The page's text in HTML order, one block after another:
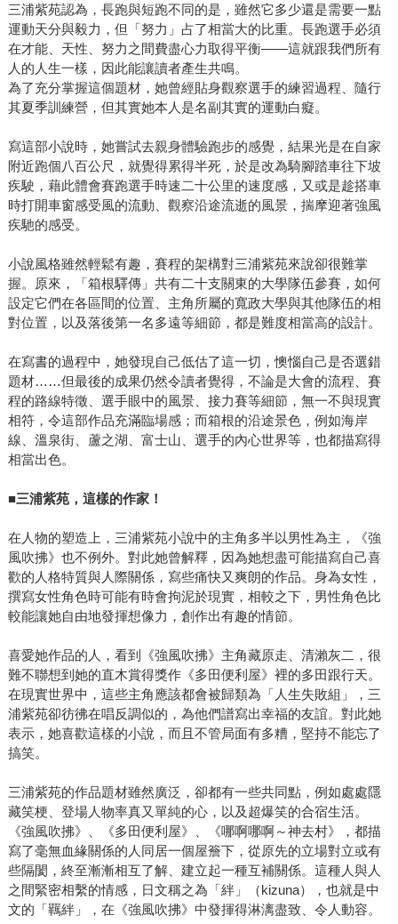
三浦紫苑認為，長跑與短跑不同的是，雖然它多少還是需要一點
運動天分與毅力，但「努力」占了相當大的比重。長跑選手必須
在才能、天性、努力之間費盡心力取得平衡——這就跟我們所有
人的人生一樣，因此能讓讀者產生共鳴。
為了充分掌握這個題材，她曾經貼身觀察選手的練習過程、隨行
其夏季訓練營，但其實她本人是名副其實的運動白癡。
寫這部小說時，她嘗試去親身體驗跑步的感覺，結果光是在自家
附近跑個八百公尺，就覺得累得半死，於是改為騎腳踏車往下坡
疾駛，藉此體會賽跑選手時速二十公里的速度感，又或是趁搭車
時打開車窗感受風的流動、觀察沿途流逝的風景，揣摩迎著強風
疾馳的感受。
小說風格雖然輕鬆有趣，賽程的架構對三浦紫苑來說卻很難掌
握。原來，「箱根驛傳」共有二十支關東的大學隊伍參賽，如何
設定它們在各區間的位置、主角所屬的寬政大學與其他隊伍的相
對位置，以及落後第一名多遠等細節，都是難度相當高的設計。
在寫書的過程中，她發現自己低估了這一切，懊惱自己是否選錯
題材……但最後的成果仍然令讀者覺得，不論是大會的流程、賽
程的路線特徵、選手眼中的風景、接力賽等細節，無一不與現實
相符，令這部作品充滿臨場感；而箱根的沿途景色，例如海岸
線、溫泉街、蘆之湖、富士山、選手的內心世界等，也都描寫得
相當出色。
■三浦紫苑，這樣的作家！
在人物的塑造上，三浦紫苑小說中的主角多半以男性為主，《強
風吹拂》也不例外。對此她曾解釋，因為她想盡可能描寫自己喜
歡的人格特質與人際關係，寫些痛快又爽朗的作品。身為女性，
撰寫女性角色時可能有時會拘泥於現實，相較之下，男性角色比
較能讓她自由地發揮想像力，創作出有趣的情節。
喜愛她作品的人，看到《強風吹拂》主角藏原走、清瀨灰二，很
難不聯想到她的直木賞得獎作《多田便利屋》裡的多田跟行天。
在現實世界中，這些主角應該都會被歸類為「人生失敗組」，三
浦紫苑卻彷彿在唱反調似的，為他們譜寫出幸福的友誼。對此她
表示，她喜歡這樣的小說，而且不管局面有多糟，堅持不能忘了
搞笑。
三浦紫苑的作品題材雖然廣泛，卻都有一些共同點，例如處處隱
藏笑梗、登場人物率真又單純的心，以及超爆笑的合宿生活。
《強風吹拂》、《多田便利屋》、《哪啊哪啊～神去村》，都描
寫了毫無血緣關係的人同居一個屋簷下，從原先的立場對立或有
些隔閡，終至漸漸相互了解、建立起一種互補關係。這種人與人
之間緊密相繫的情感，日文稱之為「絆」（kizuna），也就是中
文的「羈絆」，在《強風吹拂》中發揮得淋漓盡致、令人動容。